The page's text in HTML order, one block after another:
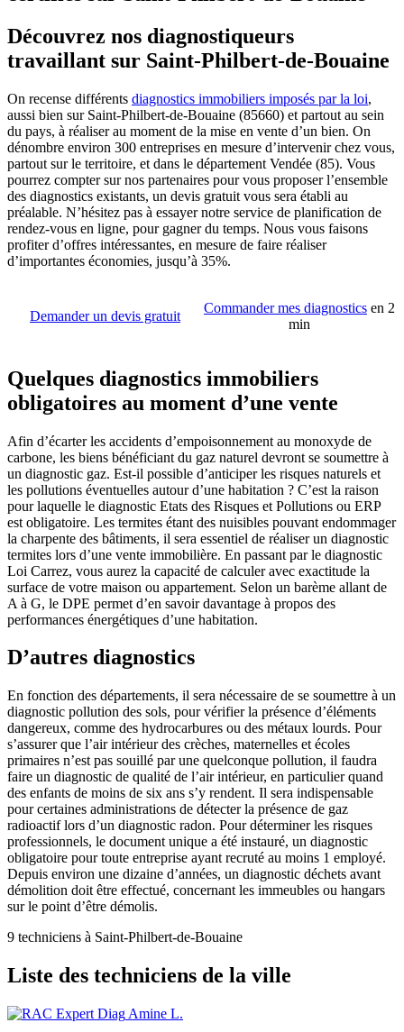
Découvrez nos diagnostiqueurs
travaillant sur Saint-Philbert-de-Bouaine
On recense différents diagnostics immobiliers imposés par la loi,
aussi bien sur Saint-Philbert-de-Bouaine (85660) et partout au sein
du pays, à réaliser au moment de la mise en vente d’un bien. On
dénombre environ 300 entreprises en mesure d’intervenir chez vous,
partout sur le territoire, et dans le département Vendée (85). Vous
pourrez compter sur nos partenaires pour vous proposer l’ensemble
des diagnostics existants, un devis gratuit vous sera établi au
préalable. N’hésitez pas à essayer notre service de planification de
rendez-vous en ligne, pour gagner du temps. Nous vous faisons
profiter d’offres intéressantes, en mesure de faire réaliser
d’importantes économies, jusqu’à 35%.
Demander un devis gratuit
Commander mes diagnostics en 2
min
Quelques diagnostics immobiliers
obligatoires au moment d’une vente
Afin d’écarter les accidents d’empoisonnement au monoxyde de
carbone, les biens bénéficiant du gaz naturel devront se soumettre à
un diagnostic gaz. Est-il possible d’anticiper les risques naturels et
les pollutions éventuelles autour d’une habitation ? C’est la raison
pour laquelle le diagnostic Etats des Risques et Pollutions ou ERP
est obligatoire. Les termites étant des nuisibles pouvant endommager
la charpente des bâtiments, il sera essentiel de réaliser un diagnostic
termites lors d’une vente immobilière. En passant par le diagnostic
Loi Carrez, vous aurez la capacité de calculer avec exactitude la
surface de votre maison ou appartement. Selon un barème allant de
A à G, le DPE permet d’en savoir davantage à propos des
performances énergétiques d’une habitation.
D’autres diagnostics
En fonction des départements, il sera nécessaire de se soumettre à un
diagnostic pollution des sols, pour vérifier la présence d’éléments
dangereux, comme des hydrocarbures ou des métaux lourds. Pour
s’assurer que l’air intérieur des crèches, maternelles et écoles
primaires n’est pas souillé par une quelconque pollution, il faudra
faire un diagnostic de qualité de l’air intérieur, en particulier quand
des enfants de moins de six ans s’y rendent. Il sera indispensable
pour certaines administrations de détecter la présence de gaz
radioactif lors d’un diagnostic radon. Pour déterminer les risques
professionnels, le document unique a été instauré, un diagnostic
obligatoire pour toute entreprise ayant recruté au moins 1 employé.
Depuis environ une dizaine d’années, un diagnostic déchets avant
démolition doit être effectué, concernant les immeubles ou hangars
sur le point d’être démolis.
9 techniciens à Saint-Philbert-de-Bouaine
Liste des techniciens de la ville
Amine L.